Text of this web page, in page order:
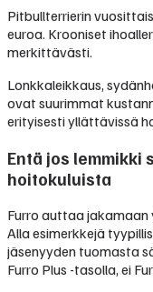
Pitbullterrierin
euroa. Krooniset
merkittävästi.
Lonkkaleikkaus,
ovat suurimmat
erityisesti yllättävissä
Entä jos lemmikki
hoitokuluista
Furro auttaa
Alla esimerkkejä
jäsenyyden tuomasta
Furro Plus -tasolla, ei